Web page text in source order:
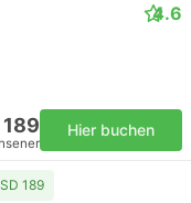
4.6
189 Hier buchen
189